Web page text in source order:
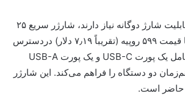
برای کاربرانی که به قابلیت شارژ دوگانه نیاز دارند، شارژر سریع ۲۵
وات GaN III دیپر‌ای با قیمت ۵۹۹ روپیه (تقریباً ۷٫۱۹ دلار) دردسترس
قرار دارد. این مدل شامل یک پورت USB-C و یک پورت USB-A
دو دستگاه را فراهم می‌کند. این شارژر
حاضر است.